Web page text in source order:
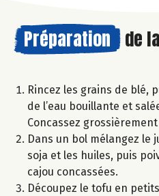
Préparation de la
Rincez les grains de blé,
de l’eau bouillante et
Concassez
Dans un bol mélangez le
soja et les huiles, puis
cajou concassées.
Découpez le tofu en